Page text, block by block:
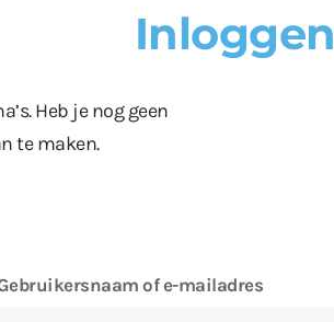
Inloggen
Heb je nog geen
te maken.
of e-mailadres